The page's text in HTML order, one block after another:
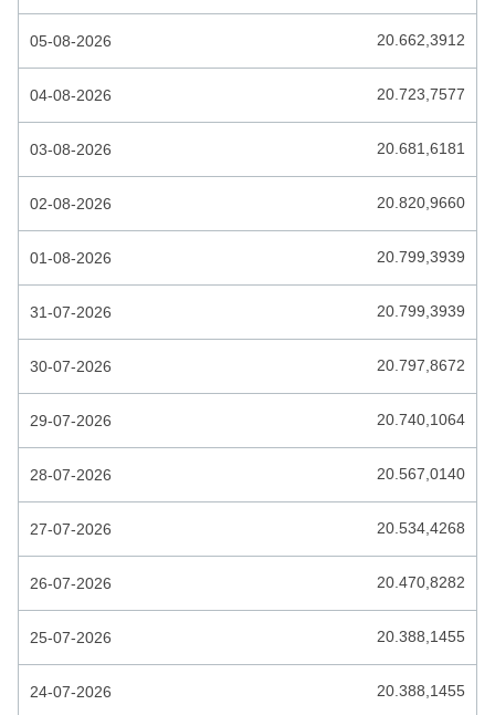
CARIBISCHE GULDEN
COMORESE FRANK
COSTA RICAANSE COLON
CUBAANSE PESO CONVERTIBLE
05-08-2026 20.662,3912
04-08-2026 20.723,7577
03-08-2026 20.681,6181
02-08-2026 20.820,9660
01-08-2026 20.799,3939
31-07-2026 20.799,3939
30-07-2026 20.797,8672
29-07-2026 20.740,1064
28-07-2026 20.567,0140
27-07-2026 20.534,4268
26-07-2026 20.470,8282
25-07-2026 20.388,1455
24-07-2026 20.388,1455